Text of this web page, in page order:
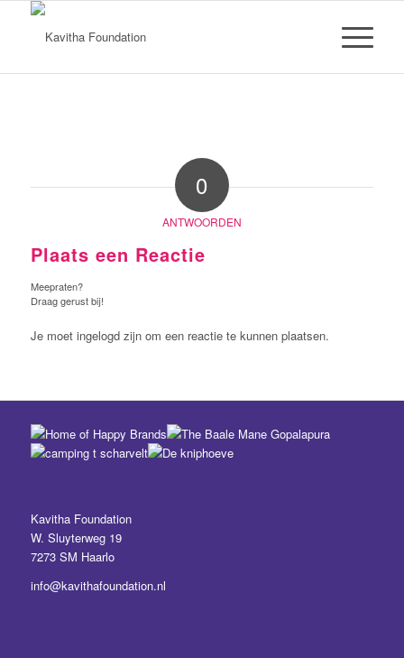
0
ANTWOORDEN
Plaats een Reactie
Meepraten?
Draag gerust bij!
Je moet ingelogd zijn om een reactie te kunnen plaatsen.
Kavitha Foundation
W. Sluyterweg 19
7273 SM Haarlo
info@kavithafoundation.nl